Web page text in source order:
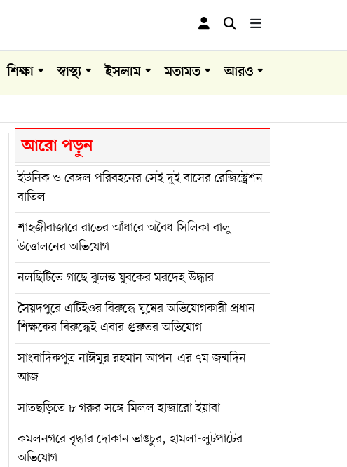
শিক্ষা স্বাস্থ্য ইসলাম মতামত আরও
আরো পড়ুন
ইউনিক ও বেঙ্গল পরিবহনের সেই দুই বাসের রেজিস্ট্রেশন
বাতিল
শাহজীবাজারে রাতের আঁধারে অবৈধ সিলিকা বালু
উত্তোলনের অভিযোগ
নলছিটিতে গাছে ঝুলন্ত যুবকের মরদেহ উদ্ধার
সৈয়দপুরে এটিইওর বিরুদ্ধে ঘুষের অভিযোগকারী প্রধান
শিক্ষকের বিরুদ্ধেই এবার গুরুতর অভিযোগ
সাংবাদিকপুত্র নাঈমুর রহমান আপন-এর ৭ম জন্মদিন
আজ
সাতছড়িতে ৮ গরুর সঙ্গে মিলল হাজারো ইয়াবা
কমলনগরে বৃদ্ধার দোকান ভাঙচুর, হামলা-লুটপাটের
অভিযোগ